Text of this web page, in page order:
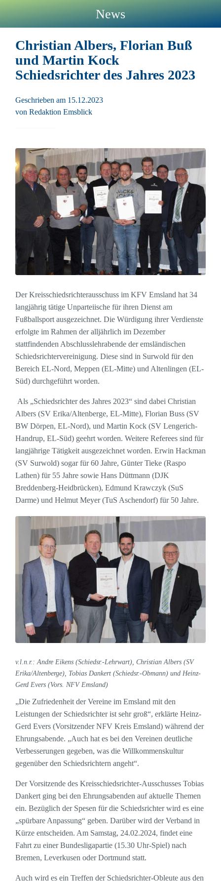
News
Christian Albers, Florian Buß
und Martin Kock
Schiedsrichter des Jahres 2023
Geschrieben am 15.12.2023
von Redaktion Emsblick
Der Kreisschiedsrichterausschuss im KFV Emsland hat 34
langjährig tätige Unparteiische für ihren Dienst am
Fußballsport ausgezeichnet. Die Würdigung ihrer Verdienste
erfolgte im Rahmen der alljährlich im Dezember
stattfindenden Abschlusslehrabende der emsländischen
Schiedsrichtervereinigung. Diese sind in Surwold für den
Bereich EL-Nord, Meppen (EL-Mitte) und Altenlingen (EL-
Süd) durchgeführt worden.
Als „Schiedsrichter des Jahres 2023“ sind dabei Christian
Albers (SV Erika/Altenberge, EL-Mitte), Florian Buss (SV
BW Dörpen, EL-Nord), und Martin Kock (SV Lengerich-
Handrup, EL-Süd) geehrt worden. Weitere Referees sind für
langjährige Tätigkeit ausgezeichnet worden. Erwin Hackman
(SV Surwold) sogar für 60 Jahre, Günter Tieke (Raspo
Lathen) für 55 Jahre sowie Hans Düttmann (DJK
Breddenberg-Heidbrücken), Edmund Krawczyk (SuS
Darme) und Helmut Meyer (TuS Aschendorf) für 50 Jahre.
v.l.n.r.: Andre Eikens (Schiedsr.-Lehrwart), Christian Albers (SV
Erika/Altenberge), Tobias Dankert (Schiedsr.-Obmann) und Heinz-
Gerd Evers (Vors. NFV Emsland)
„Die Zufriedenheit der Vereine im Emsland mit den
Leistungen der Schiedsrichter ist sehr groß“, erklärte Heinz-
Gerd Evers (Vorsitzender NFV Kreis Emsland) während der
Ehrungsabende. „Auch hat es bei den Vereinen deutliche
Verbesserungen gegeben, was die Willkommenskultur
gegenüber den Schiedsrichtern angeht“.
Der Vorsitzende des Kreisschiedsrichter-Ausschusses Tobias
Dankert ging bei den Ehrungsabenden auf aktuelle Themen
ein. Bezüglich der Spesen für die Schiedsrichter wird es eine
„spürbare Anpassung“ geben. Darüber wird der Verband in
Kürze entscheiden. Am Samstag, 24.02.2024, findet eine
Fahrt zu einer Bundesligapartie (15.30 Uhr-Spiel) nach
Bremen, Leverkusen oder Dortmund statt.
Auch wird es ein Treffen der Schiedsrichter-Obleute aus den